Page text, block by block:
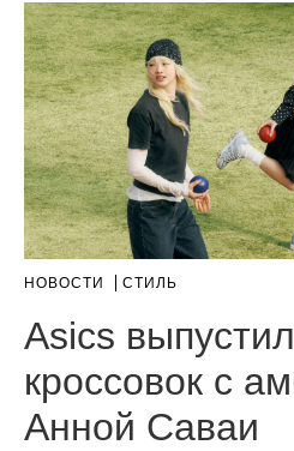
НОВОСТИ СТИЛЬ
Asics
кроссовок с
Анной Саваи